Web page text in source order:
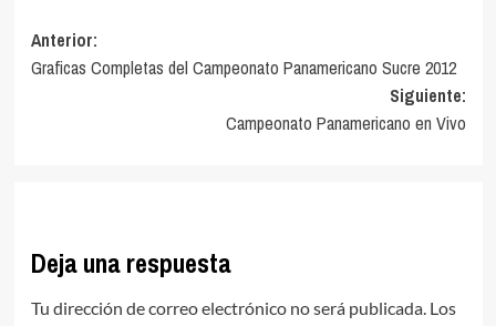
Navegación
de
Anterior:
Graficas Completas del Campeonato Panamericano Sucre 2012
Siguiente:
Campeonato Panamericano en Vivo
Deja una respuesta
Tu dirección de correo electrónico no será publicada. Los